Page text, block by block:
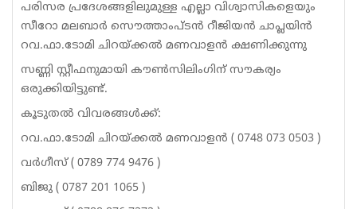
പരിസര പ്രദേശങ്ങളിലുമുള്ള എല്ലാ വിശ്വാസികളെയും
സീറോ മലബാര്‍ സൌത്താംപ്ടന്‍ റീജിയന്‍ ചാപ്ലയിന്‍
റവ.ഫാ.ടോമി ചിറയ്ക്കല്‍ മണവാളന്‍ ക്ഷണിക്കുന്നു
സണ്ണി സ്റ്റീഫനുമായി കൗണ്‍സിലിംഗിന് സൗകര്യം
ഒരുക്കിയിട്ടുണ്ട്.
കൂടുതല്‍ വിവരങ്ങള്‍ക്ക്:
റവ.ഫാ.ടോമി ചിറയ്ക്കല്‍ മണവാളന്‍ ( 0748 073 0503 )
വര്‍ഗീസ് ( 0789 774 9476 )
ബിജു ( 0787 201 1065 )